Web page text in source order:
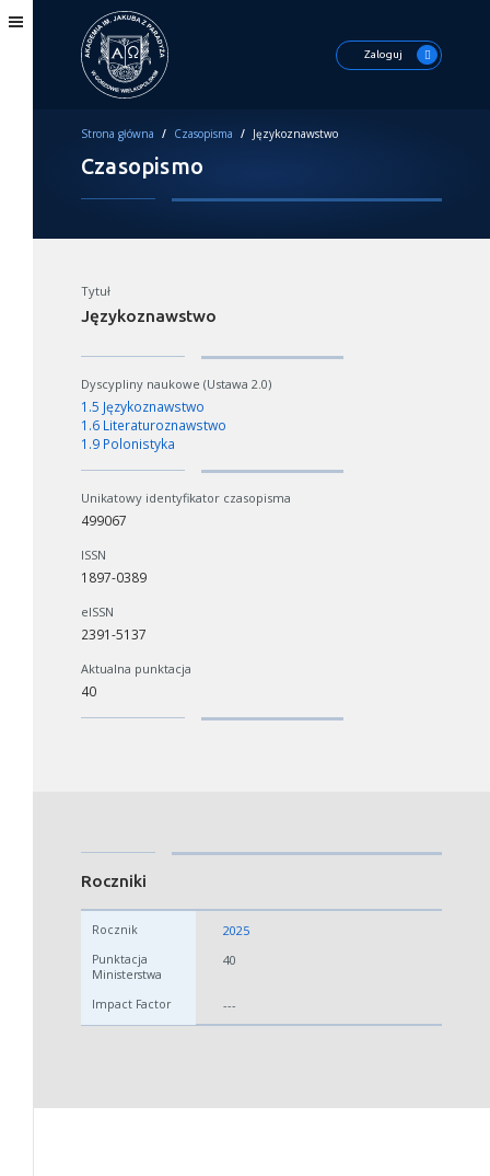
Zaloguj
Strona główna / Czasopisma / Językoznawstwo
Czasopismo
Tytuł
Językoznawstwo
Dyscypliny naukowe (Ustawa 2.0)
1.5 Językoznawstwo
1.6 Literaturoznawstwo
1.9 Polonistyka
Unikatowy identyfikator czasopisma
499067
ISSN
1897-0389
eISSN
2391-5137
Aktualna punktacja
40
Roczniki
2025
40
---